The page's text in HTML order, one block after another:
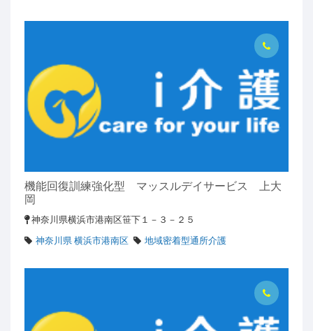
機能回復訓練強化型 マッスルデイサービス 上大
岡
神奈川県横浜市港南区笹下１－３－２５
神奈川県 横浜市港南区
地域密着型通所介護